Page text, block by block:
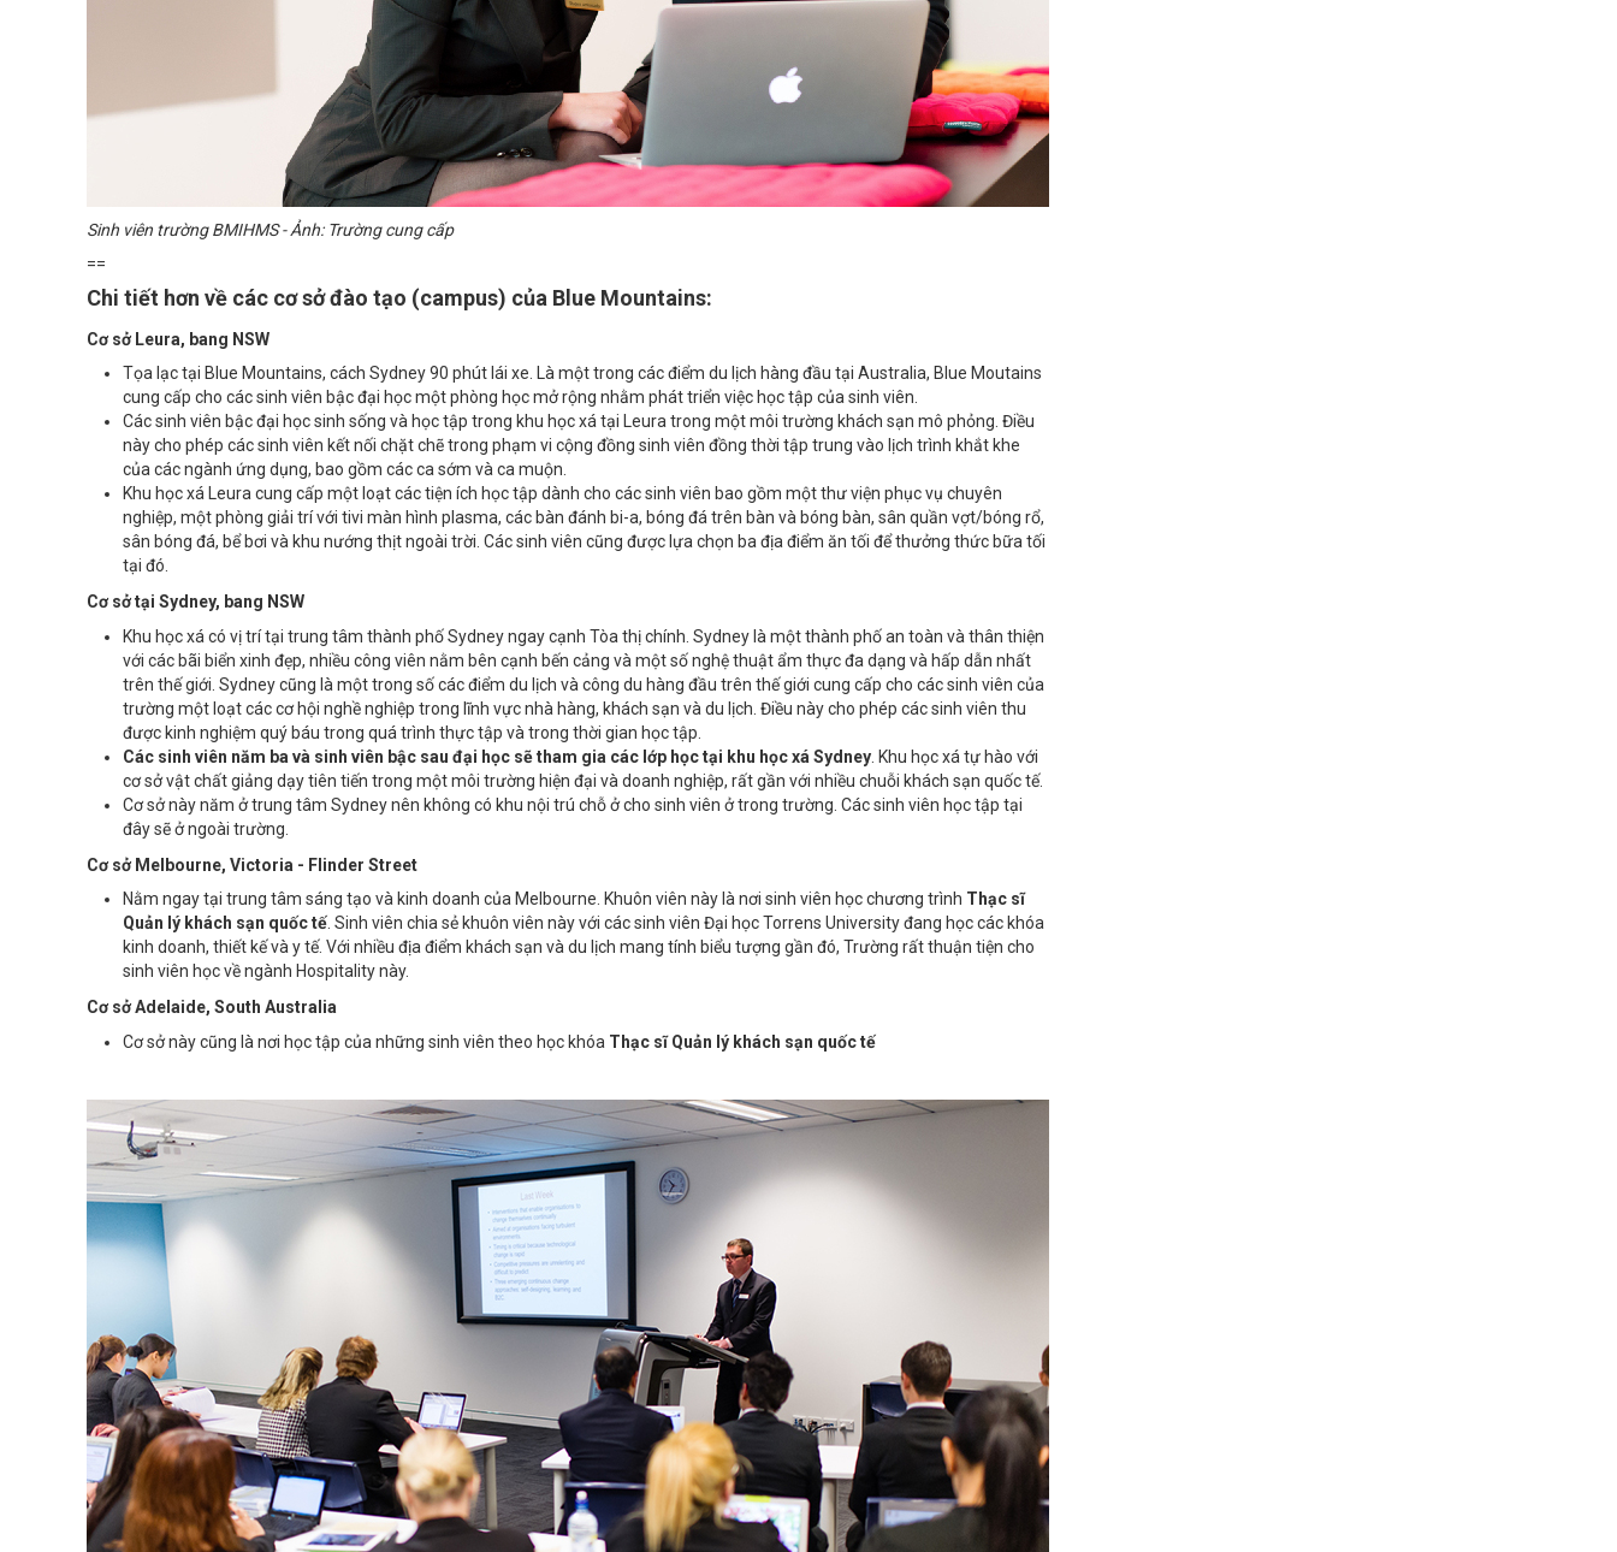
Sinh viên trường BMIHMS - Ảnh: Trường cung cấp
==
Chi tiết hơn về các cơ sở đào tạo (campus) của Blue Mountains:
Cơ sở Leura, bang NSW
Tọa lạc tại Blue Mountains, cách Sydney 90 phút lái xe. Là một trong các điểm du lịch hàng đầu tại Australia, Blue Moutains
cung cấp cho các sinh viên bậc đại học một phòng học mở rộng nhằm phát triển việc học tập của sinh viên.
Các sinh viên bậc đại học sinh sống và học tập trong khu học xá tại Leura trong một môi trường khách sạn mô phỏng. Điều
này cho phép các sinh viên kết nối chặt chẽ trong phạm vi cộng đồng sinh viên đồng thời tập trung vào lịch trình khắt khe
của các ngành ứng dụng, bao gồm các ca sớm và ca muộn.
Khu học xá Leura cung cấp một loạt các tiện ích học tập dành cho các sinh viên bao gồm một thư viện phục vụ chuyên
nghiệp, một phòng giải trí với tivi màn hình plasma, các bàn đánh bi-a, bóng đá trên bàn và bóng bàn, sân quần vợt/bóng rổ,
sân bóng đá, bể bơi và khu nướng thịt ngoài trời. Các sinh viên cũng được lựa chọn ba địa điểm ăn tối để thưởng thức bữa tối
tại đó.
Cơ sở tại Sydney, bang NSW
Khu học xá có vị trí tại trung tâm thành phố Sydney ngay cạnh Tòa thị chính. Sydney là một thành phố an toàn và thân thiện
với các bãi biển xinh đẹp, nhiều công viên nằm bên cạnh bến cảng và một số nghệ thuật ẩm thực đa dạng và hấp dẫn nhất
trên thế giới. Sydney cũng là một trong số các điểm du lịch và công du hàng đầu trên thế giới cung cấp cho các sinh viên của
trường một loạt các cơ hội nghề nghiệp trong lĩnh vực nhà hàng, khách sạn và du lịch. Điều này cho phép các sinh viên thu
được kinh nghiệm quý báu trong quá trình thực tập và trong thời gian học tập.
Các sinh viên năm ba và sinh viên bậc sau đại học sẽ tham gia các lớp học tại khu học xá Sydney . Khu học xá tự hào với
cơ sở vật chất giảng dạy tiên tiến trong một môi trường hiện đại và doanh nghiệp, rất gần với nhiều chuỗi khách sạn quốc tế.
Cơ sở này năm ở trung tâm Sydney nên không có khu nội trú chỗ ở cho sinh viên ở trong trường. Các sinh viên học tập tại
đây sẽ ở ngoài trường.
Cơ sở Melbourne, Victoria - Flinder Street
Nằm ngay tại trung tâm sáng tạo và kinh doanh của Melbourne. Khuôn viên này là nơi sinh viên học chương trình Thạc sĩ
Quản lý khách sạn quốc tế . Sinh viên chia sẻ khuôn viên này với các sinh viên Đại học Torrens University đang học các khóa
kinh doanh, thiết kế và y tế. Với nhiều địa điểm khách sạn và du lịch mang tính biểu tượng gần đó, Trường rất thuận tiện cho
sinh viên học về ngành Hospitality này.
Cơ sở Adelaide, South Australia
Cơ sở này cũng là nơi học tập của những sinh viên theo học khóa Thạc sĩ Quản lý khách sạn quốc tế